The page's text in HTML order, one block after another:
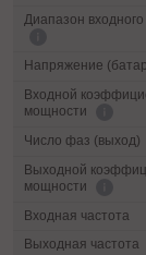
Диапазон
Напряжение
Входной
мощности
Число фаз (выход)
Выходной
мощности
Входная частота
Выходная частота